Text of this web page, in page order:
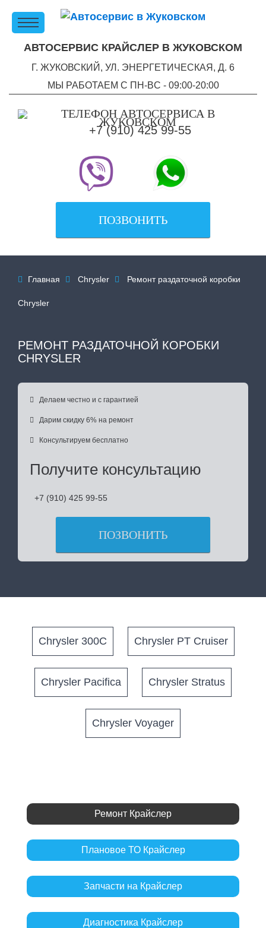
АВТОСЕРВИС КРАЙСЛЕР В ЖУКОВСКОМ
Г. ЖУКОВСКИЙ, УЛ. ЭНЕРГЕТИЧЕСКАЯ, Д. 6
МЫ РАБОТАЕМ С ПН-ВC - 09:00-20:00
+7 (910) 425 99-55
ПОЗВОНИТЬ
 Главная  Chrysler  Ремонт раздаточной коробки
Chrysler
РЕМОНТ РАЗДАТОЧНОЙ КОРОБКИ
CHRYSLER
 Делаем честно и с гарантией
 Дарим скидку 6% на ремонт
 Консультируем бесплатно
Получите консультацию
+7 (910) 425 99-55
ПОЗВОНИТЬ
Chrysler 300C Chrysler PT Cruiser
Chrysler Pacifica Chrysler Stratus
Chrysler Voyager
Ремонт Крайслер
Плановое ТО Крайслер
Запчасти на Крайслер
Диагностика Крайслер